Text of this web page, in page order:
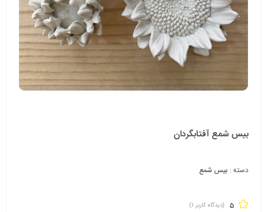
بیس شمع آفتابگردان
دسته : بیس شمع
5 (دیدگاه کاربر 1
)